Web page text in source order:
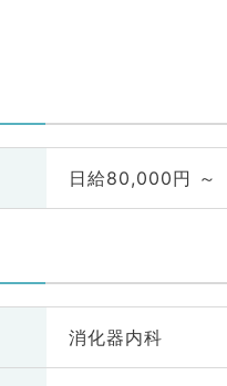
日給80,000円 ～
消化器内科